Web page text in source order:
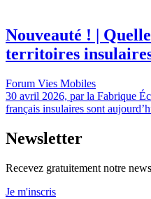
Nouveauté ! |
territoires
Forum Vies Mobiles
30 avril 2026, par la Fabrique
français insulaires sont
Newsletter
Recevez gratuitement notre
Je m'inscris